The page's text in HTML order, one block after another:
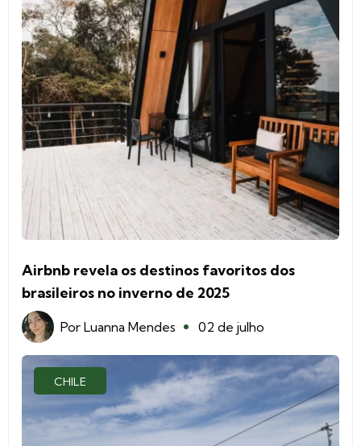
Airbnb revela os destinos favoritos dos
brasileiros no inverno de 2025
Por Luanna Mendes 02 de julho
CHILE